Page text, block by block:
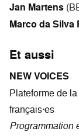
Jan Martens
Marco da Silva
Et aussi
NEW VOICES
Plateforme de
français·es
Programmation